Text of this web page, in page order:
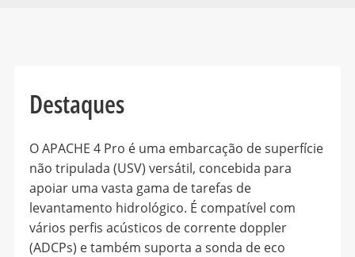
Destaques
O APACHE 4 Pro é uma embarcação de superfície
não tripulada (USV) versátil, concebida para
apoiar uma vasta gama de tarefas de
levantamento hidrológico. É compatível com
vários perfis acústicos de corrente doppler
(ADCPs) e também suporta a sonda de eco